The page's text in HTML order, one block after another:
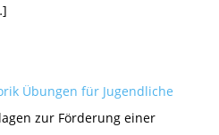
Übungen für Jugendliche
zur Förderung einer